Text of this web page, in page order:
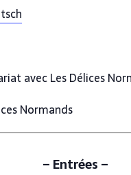
avec Les Délices
– Entrées –